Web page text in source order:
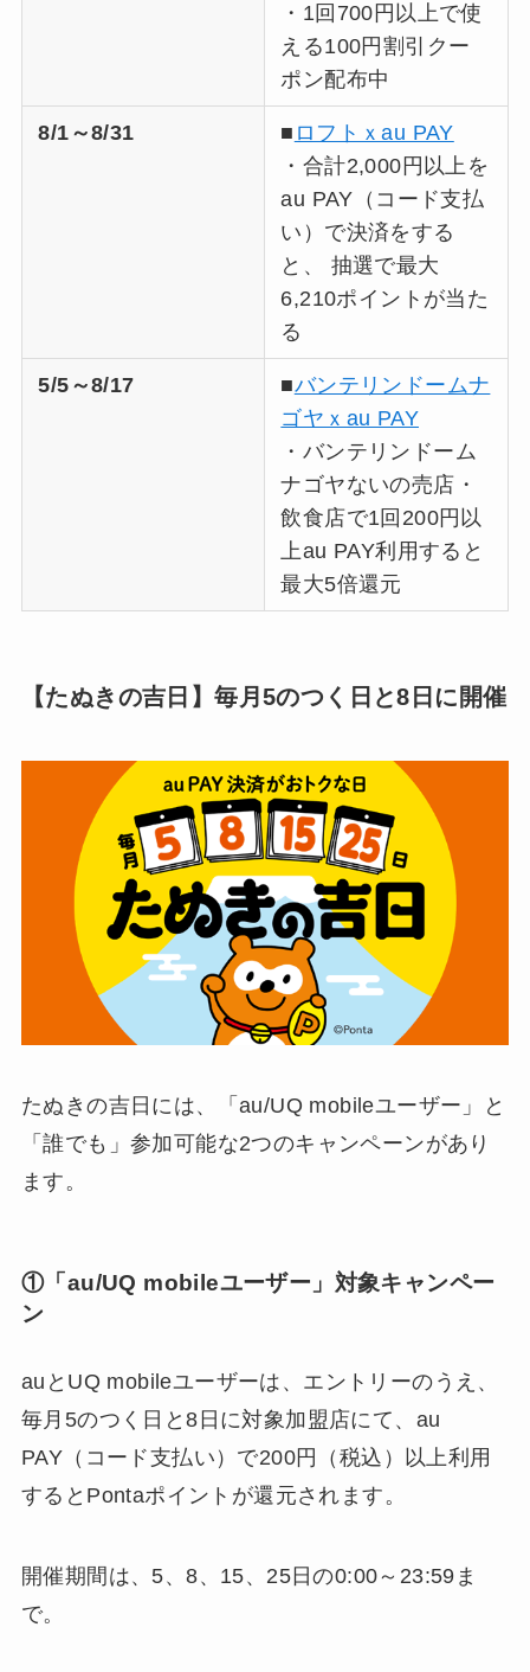
・1回700円以上で使
える100円割引クー
ポン配布中
8/1～8/31 ■ ロフトｘau PAY
・合計2,000円以上を
au PAY（コード支払
い）で決済をする
と、 抽選で最大
6,210ポイントが当た
る​
5/5～8/17 ■バンテリンドームナ
ゴヤｘau PAY
・バンテリンドーム
ナゴヤないの売店・
飲食店で1回200円以
上au PAY利用すると
最大5倍還元
【たぬきの吉日】毎月5のつく日と8日に開催
たぬきの吉日には、「au/UQ mobileユーザー」と
「誰でも」参加可能な2つのキャンペーンがあり
ます。
①「au/UQ mobileユーザー」対象キャンペー
ン
auとUQ mobileユーザーは、エントリーのうえ、
毎月5のつく日と8日に対象加盟店にて、au
PAY（コード支払い）で200円（税込）以上利用
するとPontaポイントが還元されます。
開催期間は、5、8、15、25日の0:00～23:59ま
で。